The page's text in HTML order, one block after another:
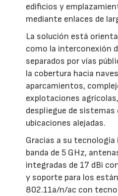
edificios y
mediante enlaces de
La solución está
como la interconexión
separados por vías
la cobertura hacia
aparcamientos,
explotaciones
despliegue de sistemas
ubicaciones alejadas.
Gracias a su tecnología
banda de 5 GHz,
integradas de 17 dBi
y soporte para los
802.11a/n/ac con